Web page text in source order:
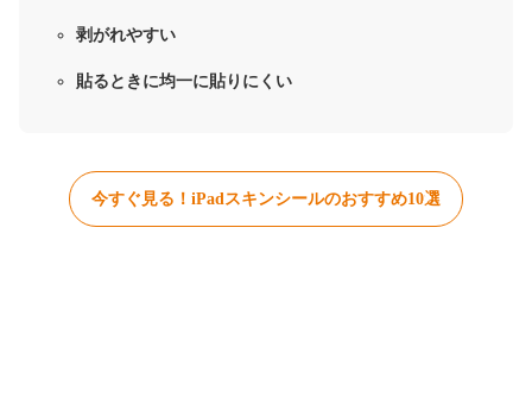
剥がれやすい
貼るときに均一に貼りにくい
今すぐ見る！iPadスキンシールのおすすめ10選